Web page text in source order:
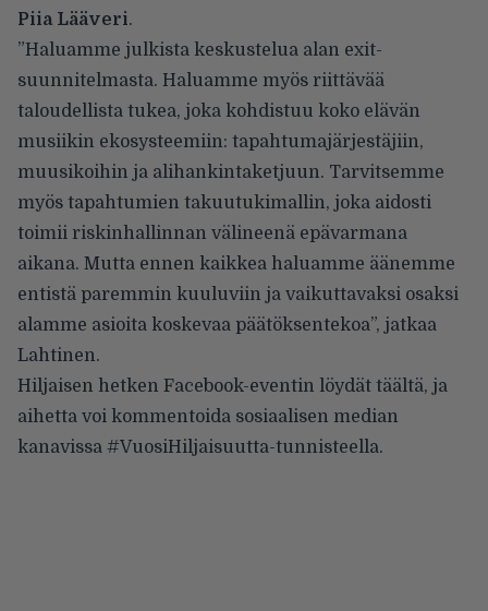
Piia Lääveri.
”Haluamme julkista keskustelua alan exit-
suunnitelmasta. Haluamme myös riittävää
taloudellista tukea, joka kohdistuu koko elävän
musiikin ekosysteemiin: tapahtumajärjestäjiin,
muusikoihin ja alihankintaketjuun. Tarvitsemme
myös tapahtumien takuutukimallin, joka aidosti
toimii riskinhallinnan välineenä epävarmana
aikana. Mutta ennen kaikkea haluamme äänemme
entistä paremmin kuuluviin ja vaikuttavaksi osaksi
alamme asioita koskevaa päätöksentekoa”, jatkaa
Lahtinen.
Hiljaisen hetken Facebook-eventin löydät täältä, ja
aihetta voi kommentoida sosiaalisen median
kanavissa #VuosiHiljaisuutta-tunnisteella.